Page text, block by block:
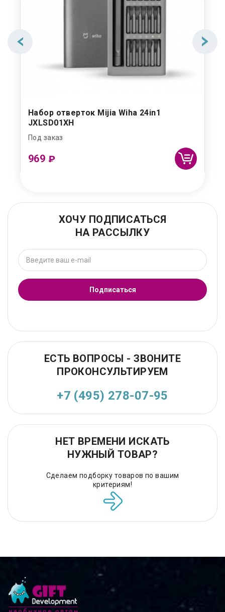
Набор отверток Mijia Wiha 24in1
JXLSD01XH
Под заказ
969 ₽
ХОЧУ ПОДПИСАТЬСЯ
НА РАССЫЛКУ
Подписаться
ЕСТЬ ВОПРОСЫ - ЗВОНИТЕ
ПРОКОНСУЛЬТИРУЕМ
+7 (495) 278-07-95
НЕТ ВРЕМЕНИ ИСКАТЬ
НУЖНЫЙ ТОВАР?
Сделаем подборку товаров по вашим
критериям!